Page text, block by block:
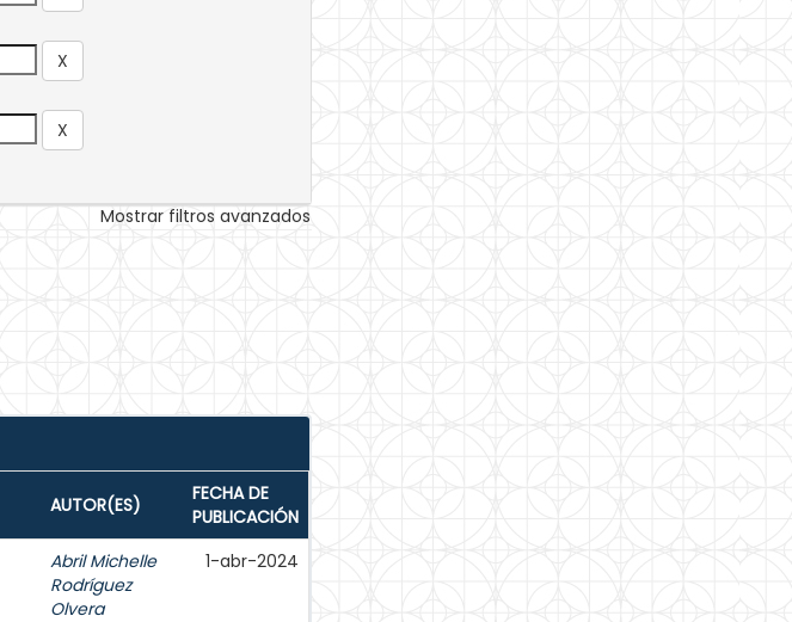
Mostrar filtros avanzados
AUTOR(ES)
FECHA DE
PUBLICACIÓN
Abril Michelle
Rodríguez
Olvera
1-abr-2024